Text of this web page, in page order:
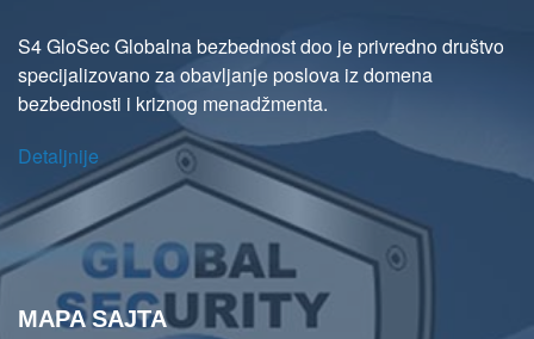
S4 GloSec Globalna bezbednost doo je privredno društvo
specijalizovano za obavljanje poslova iz domena
bezbednosti i kriznog menadžmenta.
Detaljnije
MAPA SAJTA